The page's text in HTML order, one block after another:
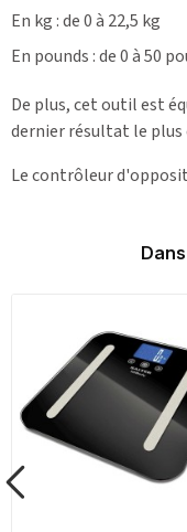
En kg : de 0 à 22,5 kg
En pounds : de 0 à 50
De plus, cet outil est
dernier résultat le plus
Le contrôleur